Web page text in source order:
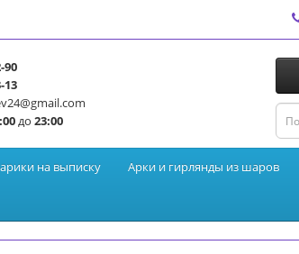
90
13
до 23:00
на выписку Арки и гирлянды из шаров